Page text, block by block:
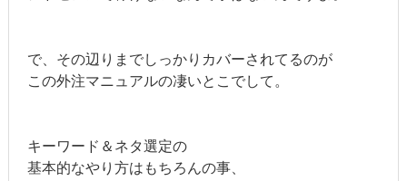
で、その辺りまでしっかりカバーされてるのが
この外注マニュアルの凄いとこでして。
キーワード＆ネタ選定の
基本的なやり方はもちろんの事、